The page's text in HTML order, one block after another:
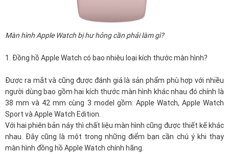
Màn hình Apple Watch bị hư hỏng cần phải làm gì?
1. Đồng hồ Apple Watch có bao nhiêu loại kích thước màn hình?
Được ra mắt và cũng được đánh giá là sản phẩm phù hợp với nhiều
người dùng bao gồm hai kích thước màn hình khác nhau đó chính là
38 mm và 42 mm cùng 3 model gồm: Apple Watch, Apple Watch
Sport và Apple Watch Edition.
Với hai phiên bản náy thì chất liệu màn hình cũng được thiết kế khác
nhau. Đây cũng là một trong những điểm bạn cần chú ý khi thay
màn hình đồng hồ Apple Watch chính hãng.